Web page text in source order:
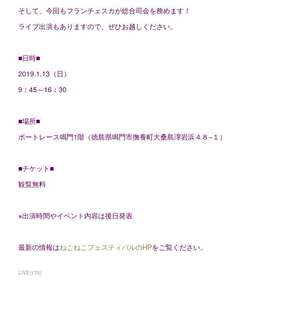
そして、今回もフランチェスカが総合司会を務めます！
ライブ出演もありますので、ぜひお越しください。
■日時■
2019.1.13（日）
9：45～16：30
■場所■
ボートレース鳴門1階（徳島県鳴門市撫養町大桑島濘岩浜４８−１）
■チケット■
観覧無料
※出演時間やイベント内容は後日発表
最新の情報はねこねこフェスティバルのHPをご覧ください。
LIVE(170)